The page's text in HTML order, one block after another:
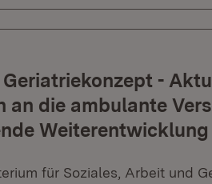
-
an die ambulante
Weiterentwicklung
für Soziales, Arbeit und